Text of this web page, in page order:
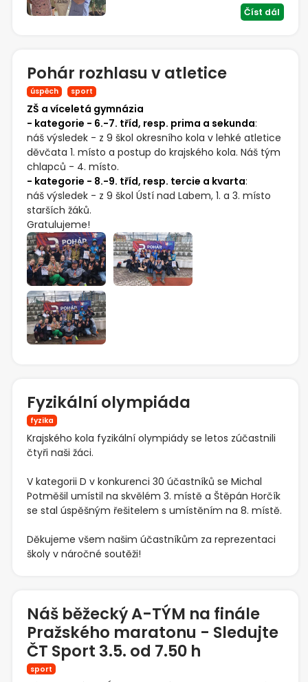
Číst dál
Pohár rozhlasu v atletice
úspěch sport
ZŠ a víceletá gymnázia
- kategorie - 6.-7. tříd, resp. prima a sekunda:
náš výsledek - z 9 škol okresního kola v lehké atletice
děvčata 1. místo a postup do krajského kola. Náš tým
chlapců - 4. místo.
- kategorie - 8.-9. tříd, resp. tercie a kvarta:
náš výsledek - z 9 škol Ústí nad Labem, 1. a 3. místo
starších žáků.
Gratulujeme!
Fyzikální olympiáda
fyzika
Krajského kola fyzikální olympiády se letos zúčastnili
čtyři naši žáci.
V kategorii D v konkurenci 30 účastníků se Michal
Potměšil umístil na skvělém 3. místě a Štěpán Horčík
se stal úspěšným řešitelem s umístěním na 8. místě.
Děkujeme všem našim účastníkům za reprezentaci
školy v náročné soutěži!
Náš běžecký A-TÝM na finále
Pražského maratonu - Sledujte
ČT Sport 3.5. od 7.50 h
sport